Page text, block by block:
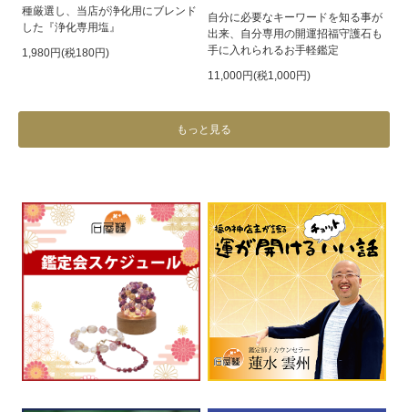
種厳選し、当店が浄化用にブレンド
した『浄化専用塩』
1,980円(税180円)
自分に必要なキーワードを知る事が
出来、自分専用の開運招福守護石も
手に入れられるお手軽鑑定
11,000円(税1,000円)
もっと見る